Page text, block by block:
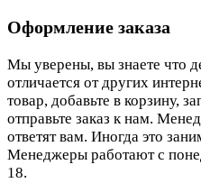
Оформление заказа
Мы уверены, вы знаете что
отличается от других
товар, добавьте в корзину,
отправьте заказ к нам.
ответят вам. Иногда это
Менеджеры работают с
18.